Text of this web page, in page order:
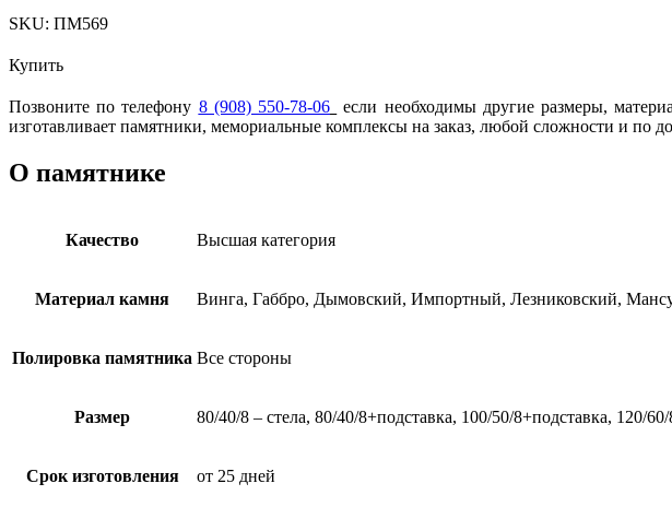
SKU: ПМ569
Купить
Позвоните по телефону 8 (908) 550-78-06
если необходимы другие размеры,
изготавливает памятники, мемориальные комплексы на заказ, любой сложности и по
О памятнике
Качество Высшая категория
Материал камня Винга, Габбро, Дымовский, Импортный, Лезниковский,
Полировка памятника Все стороны
Размер 80/40/8 – стела, 80/40/8+подставка, 100/50/8+подставка, 120/
Срок изготовления от 25 дней